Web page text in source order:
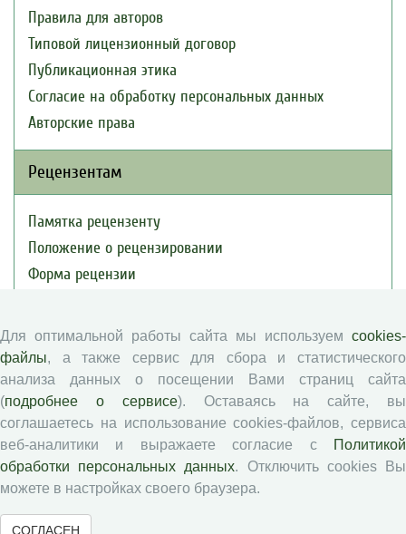
Правила для авторов
Типовой лицензионный договор
Публикационная этика
Согласие на обработку персональных данных
Авторские права
Рецензентам
Памятка рецензенту
Положение о рецензировании
Форма рецензии
Журналы ВолНЦ РАН
Экономические и социальные перемены
Проблемы развития территории
Вопросы территориального развития
Социальное пространство
Юный экономист
АгроЗооТехника
Для оптимальной работы сайта мы используем cookies-
файлы, а также сервис для сбора и статистического
анализа данных о посещении Вами страниц сайта
(подробнее о сервисе). Оставаясь на сайте, вы
соглашаетесь на использование cookies-файлов, сервиса
веб-аналитики и выражаете согласие с
Политикой
обработки персональных данных. Отключить cookies Вы
можете в настройках своего браузера.
СОГЛАСЕН